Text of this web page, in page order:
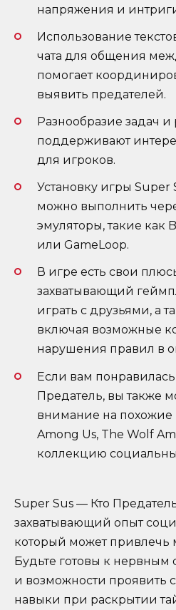
напряжения и
Использование
чата для общения
помогает
выявить предателей.
Разнообразие задач
поддерживают
для игроков.
Установку игры Super
можно выполнить
эмуляторы, такие как
или GameLoop.
В игре есть свои
захватывающий
играть с друзьями, а
включая возможные
нарушения правил в
Если вам
Предатель, вы также
внимание на похожие
Among Us, The Wolf
коллекцию
Super Sus — Кто
захватывающий опыт
который может привлечь
Будьте готовы к нервным
и возможности проявить
навыки при раскрытии